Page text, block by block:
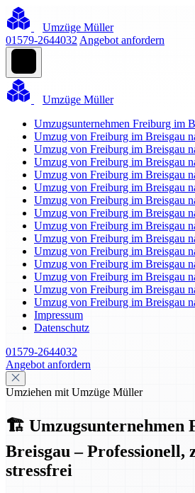
Umzüge Müller
01579-2644032 Angebot anfordern
Umzüge Müller
Umzugsunternehmen Freiburg im
Umzug von Freiburg im Breisgau
Umzug von Freiburg im Breisgau
Umzug von Freiburg im Breisgau
Umzug von Freiburg im Breisgau
Umzug von Freiburg im Breisgau
Umzug von Freiburg im Breisgau
Umzug von Freiburg im Breisgau
Umzug von Freiburg im Breisgau
Umzug von Freiburg im Breisgau
Umzug von Freiburg im Breisgau
Umzug von Freiburg im Breisgau
Umzug von Freiburg im Breisgau
Umzug von Freiburg im Breisgau
Umzug von Freiburg im Breisgau
Impressum
Datenschutz
01579-2644032
Angebot anfordern
Umziehen mit Umzüge Müller
🏗️ Umzugsunternehmen
Breisgau – Professionell,
stressfrei